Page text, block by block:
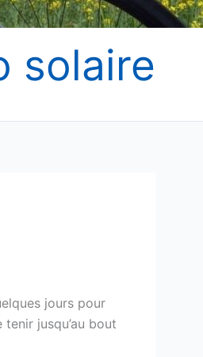
solaire
jours pour
jusqu’au bout